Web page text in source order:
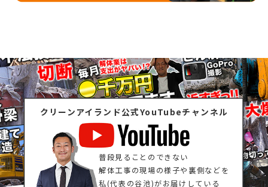
クリーンアイランド公式YouTubeチャンネル
普段見ることのできない
解体工事の現場の様子や裏側などを
私(代表の谷池)がお届けしている